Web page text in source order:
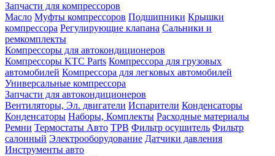
Запчасти для компрессоров
Масло Муфты компрессоров Подшипники Крышки
компрессора Регулирующие клапана Сальники и
ремкомплекты
Компрессоры для автокондиционеров
Компрессоры KTC Parts Компрессора для грузовых
автомобилей Компрессора для легковых автомобилей
Универсальные компрессора
Запчасти для автокондиционеров
Вентиляторы, Эл. двигатели Испарители Конденсаторы
Конденсаторы Наборы, Комплекты Расходные материалы
Ремни Термостаты Авто ТРВ Фильтр осушитель Фильтр
салонный Электрооборудование Датчики давления
Инструменты авто